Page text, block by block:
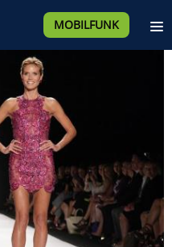
MOBILFUNK